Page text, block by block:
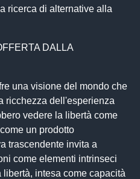
ricerca di alternative alla
DALLA
una visione del mondo che
ricchezza dell'esperienza
vedere la libertà come
un prodotto
trascendente invita a
come elementi intrinseci
intesa come capacità